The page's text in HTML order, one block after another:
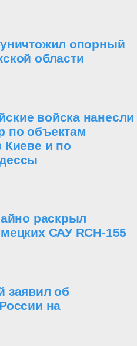
опорный
области
войска нанесли
по объектам
Киеве и по
раскрыл
САУ RCH-155
заявил об
на